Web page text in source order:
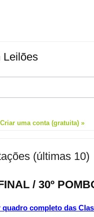
Leilões
Criar uma conta (gratuita) »
(últimas 10)
/ 30º
completo das